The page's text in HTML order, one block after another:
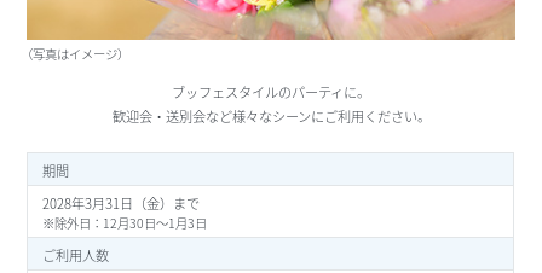
（写真はイメージ）
ブッフェスタイルのパーティに。
歓迎会・送別会など様々なシーンにご利用ください。
期間
2028年3月31日（金）まで
※除外日：12月30日～1月3日
ご利用人数